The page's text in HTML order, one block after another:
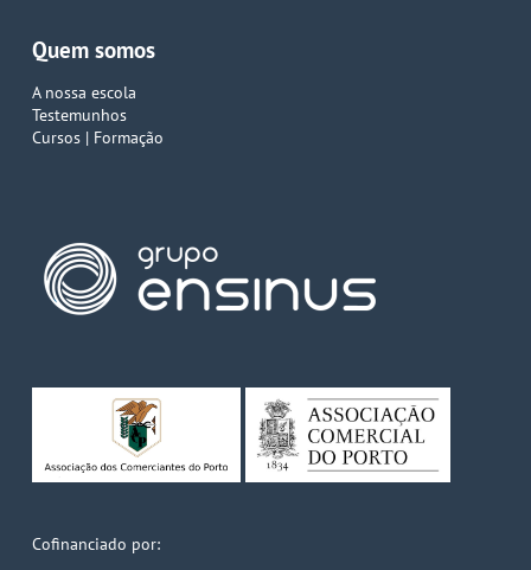
Quem somos
A nossa escola
Testemunhos
Cursos | Formação
Cofinanciado por: